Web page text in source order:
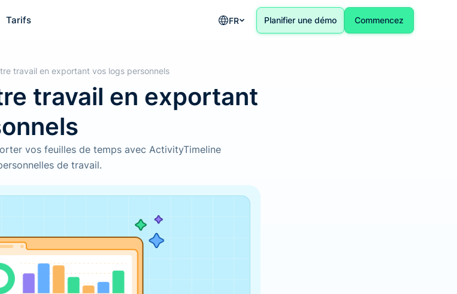
Tarifs FR-FR Planifier une démo Commencez
travail en exportant vos logs personnels
travail en exportant
vos feuilles de temps avec ActivityTimeline
de travail.